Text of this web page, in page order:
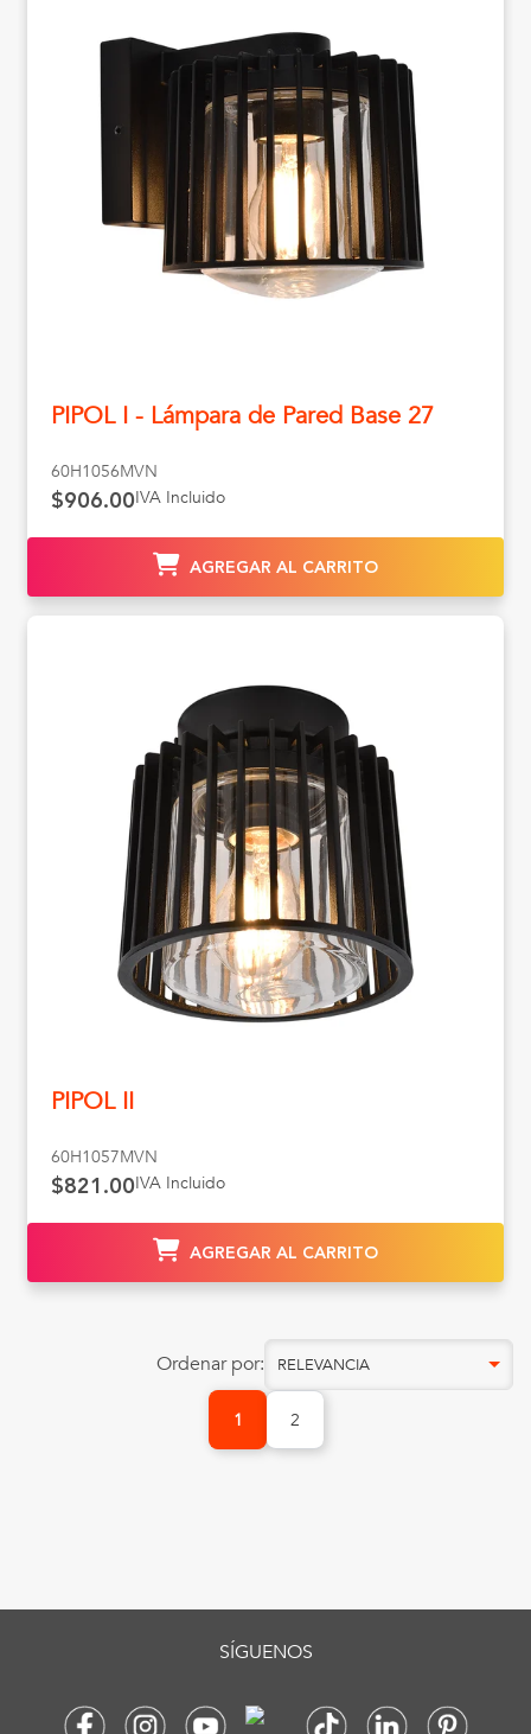
PIPOL I - Lámpara de Pared Base 27
60H1056MVN
$906.00IVA Incluido
AGREGAR AL CARRITO
PIPOL II
60H1057MVN
$821.00IVA Incluido
AGREGAR AL CARRITO
Ordenar por: RELEVANCIA
1 2
SÍGUENOS